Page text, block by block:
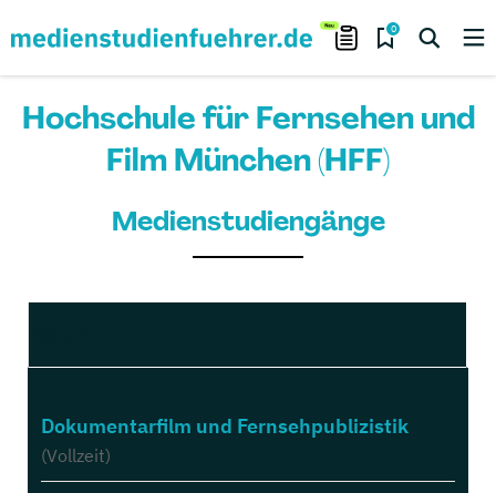
0
Hochschule für Fernsehen und
Film München (HFF)
Medienstudiengänge
Dokumentarfilm und Fernsehpublizistik
(Vollzeit)